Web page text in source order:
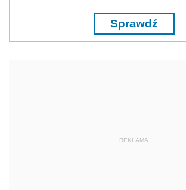
Sprawdź
REKLAMA